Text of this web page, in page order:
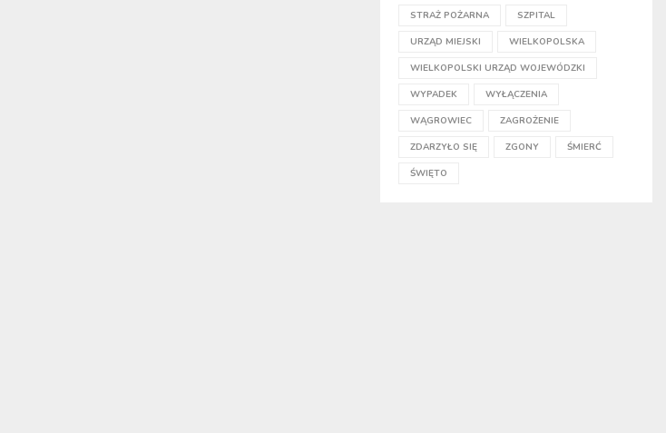
STRAŻ POŻARNA SZPITAL
URZĄD MIEJSKI WIELKOPOLSKA
WIELKOPOLSKI URZĄD WOJEWÓDZKI
WYPADEK WYŁĄCZENIA
WĄGROWIEC ZAGROŻENIE
ZDARZYŁO SIĘ ZGONY ŚMIERĆ
ŚWIĘTO